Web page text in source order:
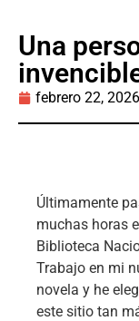
Una
febrero 22, 2026
Últimamente
muchas horas
Biblioteca
Trabajo en mi
novela y he
este sitio tan